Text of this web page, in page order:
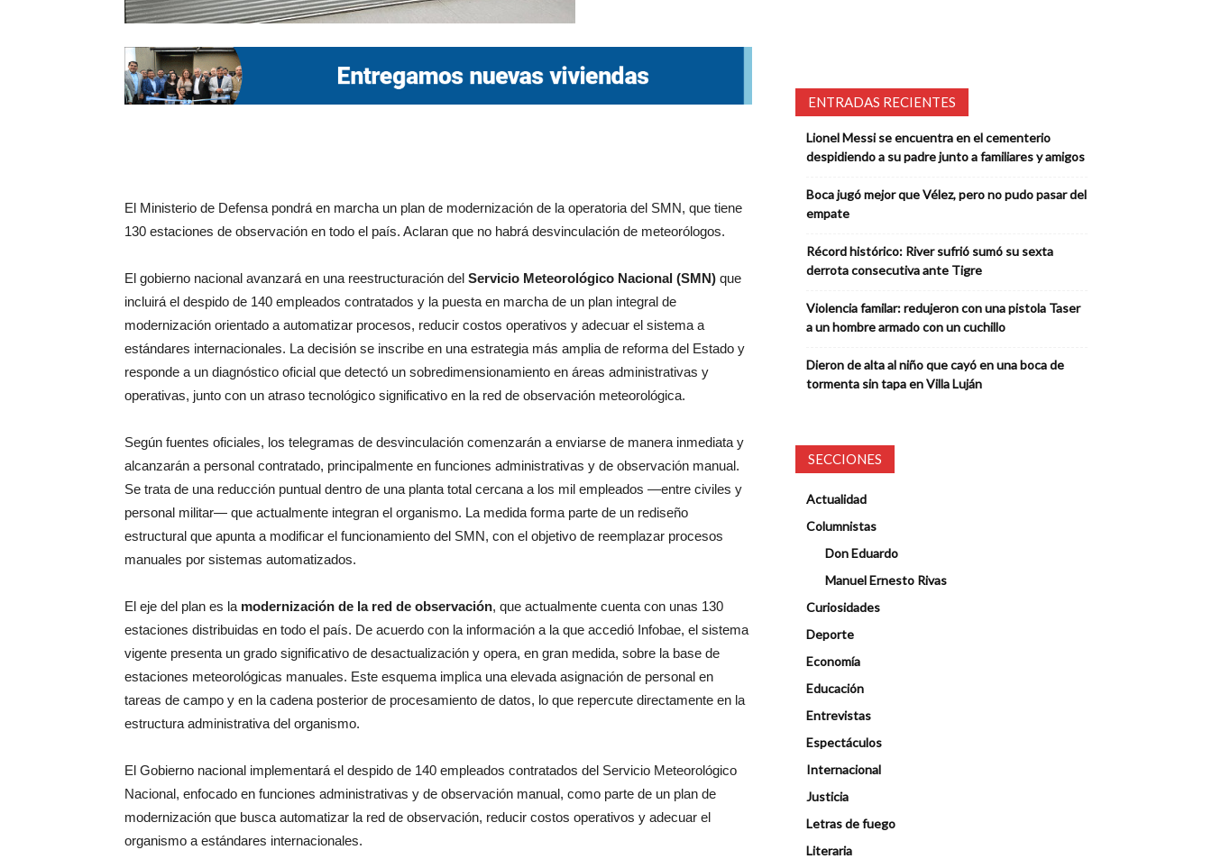
El Ministerio de Defensa pondrá en marcha un plan de modernización de la operatoria del SMN, que tiene
130 estaciones de observación en todo el país. Aclaran que no habrá desvinculación de meteorólogos.
El gobierno nacional avanzará en una reestructuración del Servicio Meteorológico Nacional (SMN) que
incluirá el despido de 140 empleados contratados y la puesta en marcha de un plan integral de
modernización orientado a automatizar procesos, reducir costos operativos y adecuar el sistema a
estándares internacionales. La decisión se inscribe en una estrategia más amplia de reforma del Estado y
responde a un diagnóstico oficial que detectó un sobredimensionamiento en áreas administrativas y
operativas, junto con un atraso tecnológico significativo en la red de observación meteorológica.
Según fuentes oficiales, los telegramas de desvinculación comenzarán a enviarse de manera inmediata y
alcanzarán a personal contratado, principalmente en funciones administrativas y de observación manual.
Se trata de una reducción puntual dentro de una planta total cercana a los mil empleados —entre civiles y
personal militar— que actualmente integran el organismo. La medida forma parte de un rediseño
estructural que apunta a modificar el funcionamiento del SMN, con el objetivo de reemplazar procesos
manuales por sistemas automatizados.
El eje del plan es la modernización de la red de observación, que actualmente cuenta con unas 130
estaciones distribuidas en todo el país. De acuerdo con la información a la que accedió Infobae, el sistema
vigente presenta un grado significativo de desactualización y opera, en gran medida, sobre la base de
estaciones meteorológicas manuales. Este esquema implica una elevada asignación de personal en
tareas de campo y en la cadena posterior de procesamiento de datos, lo que repercute directamente en la
estructura administrativa del organismo.
El Gobierno nacional implementará el despido de 140 empleados contratados del Servicio Meteorológico
Nacional, enfocado en funciones administrativas y de observación manual, como parte de un plan de
modernización que busca automatizar la red de observación, reducir costos operativos y adecuar el
organismo a estándares internacionales.
ENTRADAS RECIENTES
Lionel Messi se encuentra en el cementerio
despidiendo a su padre junto a familiares y amigos
Boca jugó mejor que Vélez, pero no pudo pasar del
empate
Récord histórico: River sufrió sumó su sexta
derrota consecutiva ante Tigre
Violencia familar: redujeron con una pistola Taser
a un hombre armado con un cuchillo
Dieron de alta al niño que cayó en una boca de
tormenta sin tapa en Villa Luján
SECCIONES
Actualidad
Columnistas
Don Eduardo
Manuel Ernesto Rivas
Curiosidades
Deporte
Economía
Educación
Entrevistas
Espectáculos
Internacional
Justicia
Letras de fuego
Literaria